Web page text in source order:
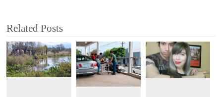
Related Posts